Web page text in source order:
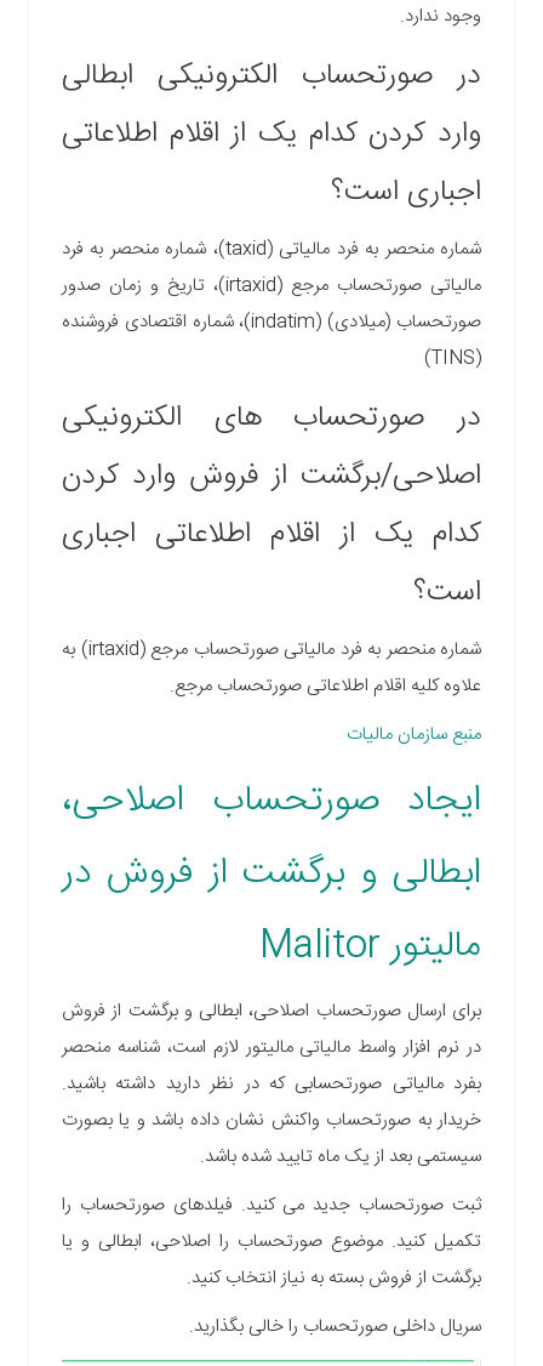
وجود ندارد.
در صورتحساب الکترونیکی ابطالی
وارد کردن کدام یک از اقلام اطلاعاتی
اجباری است؟
شماره منحصر به فرد مالیاتی (taxid)، شماره منحصر به فرد
مالیاتی صورتحساب مرجع (irtaxid)، تاریخ و زمان صدور
صورتحساب (میلادی) (indatim)، شماره اقتصادی فروشنده
(TINS)
در صورتحساب های الکترونیکی
اصلاحی/برگشت از فروش وارد کردن
کدام یک از اقلام اطلاعاتی اجباری
است؟
شماره منحصر به فرد مالیاتی صورتحساب مرجع (irtaxid) به
علاوه کلیه اقلام اطلاعاتی صورتحساب مرجع.
منبع سازمان مالیات
ایجاد صورتحساب اصلاحی،
ابطالی و برگشت از فروش در
مالیتور Malitor
برای ارسال صورتحساب اصلاحی، ابطالی و برگشت از فروش
در نرم افزار واسط مالیاتی مالیتور لازم است، شناسه منحصر
بفرد مالیاتی صورتحسابی که در نظر دارید داشته باشید.
خریدار به صورتحساب واکنش نشان داده باشد و یا بصورت
سیستمی بعد از یک ماه تایید شده باشد.
ثبت صورتحساب جدید می کنید. فیلدهای صورتحساب را
تکمیل کنید. موضوع صورتحساب را اصلاحی، ابطالی و یا
برگشت از فروش بسته به نیاز انتخاب کنید.
سریال داخلی صورتحساب را خالی بگذارید.